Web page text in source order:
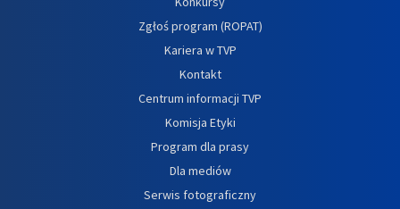
Zgłoś program (ROPAT)
Kariera w TVP
Kontakt
Centrum informacji TVP
Komisja Etyki
Program dla prasy
Dla mediów
Serwis fotograficzny